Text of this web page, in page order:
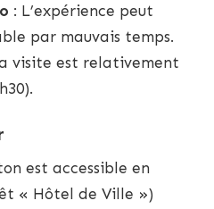
: L’expérience peut
par mauvais temps.
visite est relativement
est accessible en
« Hôtel de Ville »)